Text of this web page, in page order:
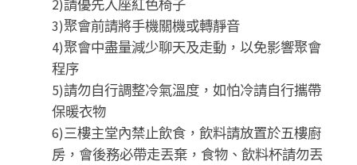
2)請優先入座紅色椅子
3)聚會前請將手機關機或轉靜音
4)聚會中盡量減少聊天及走動，以免影響聚會
程序
5)請勿自行調整冷氣溫度，如怕冷請自行攜帶
保暖衣物
6)三樓主堂內禁止飲食，飲料請放置於五樓廚
房，會後務必帶走丟棄，食物、飲料杯請勿丟